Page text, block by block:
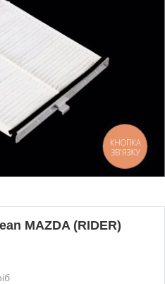
MAZDA (RIDER)
КНОПКА
ЗВ'ЯЗКУ